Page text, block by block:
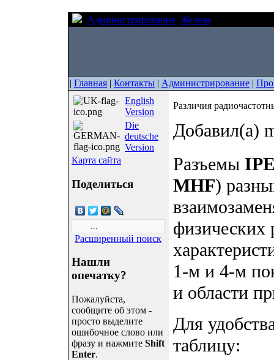
Администрирование Железо
| Главная | Контакты | Администрирование |
English
Version
Die
deutsche
Version
Карта сайта
Поделиться
Расширенный поиск
Нашли
опечатку?
Пожалуйста,
сообщите об этом -
просто выделите
ошибочное слово или
фразу и нажмите Shift
Enter.
Различия
Добавил(а)
Разъемы
MHF)
физических
1-м и 4-м
и области
Для
таблицу: